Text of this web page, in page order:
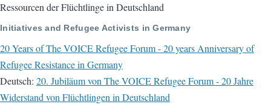
Ressourcen der Flüchtlinge in Deutschland
Initiatives and Refugee Activists in Germany
20 Years of The VOICE Refugee Forum - 20 years Anniversary of
Refugee Resistance in Germany
Deutsch: 20. Jubiläum von The VOICE Refugee Forum - 20 Jahre
Widerstand von Flüchtlingen in Deutschland